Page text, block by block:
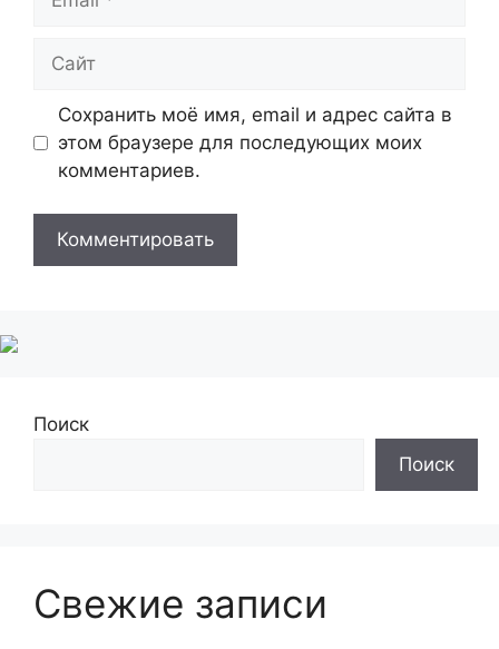
Сайт
Сохранить моё имя, email и адрес сайта в
этом браузере для последующих моих
комментариев.
Поиск
Поиск
Свежие записи